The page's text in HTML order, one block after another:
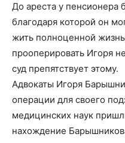
До ареста у пенсионера
благодаря которой он
жить полноценной
прооперировать Игоря
суд препятствует этому.
Адвокаты Игоря
операции для своего
медицинских наук
нахождение